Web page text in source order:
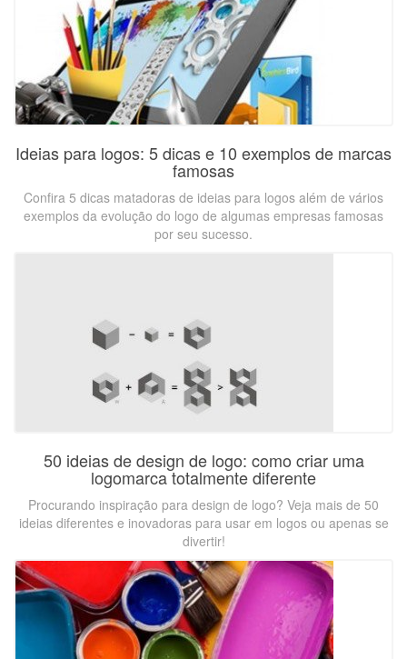
Ideias para logos: 5 dicas e 10 exemplos de marcas
famosas
Confira 5 dicas matadoras de ideias para logos além de vários
exemplos da evolução do logo de algumas empresas famosas
por seu sucesso.
50 ideias de design de logo: como criar uma
logomarca totalmente diferente
Procurando inspiração para design de logo? Veja mais de 50
ideias diferentes e inovadoras para usar em logos ou apenas se
divertir!